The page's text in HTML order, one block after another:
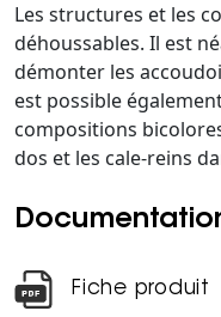
Les structures et les
déhoussables. Il est
démonter les
est possible
compositions
dos et les cale-reins
Fiche produit